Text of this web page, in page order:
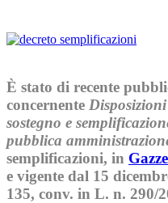
È stato di recente
concernente
sostegno e
pubblica
semplificazioni, in
e vigente dal 15
135, conv. in L. n. 290/